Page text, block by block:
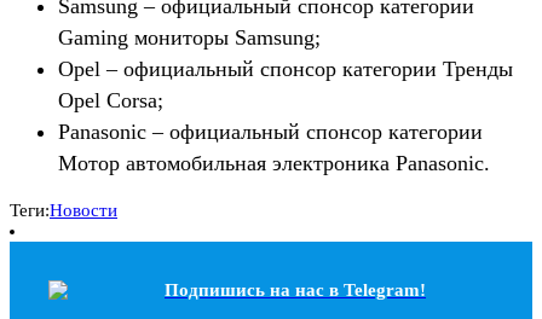
Samsung – официальный спонсор категории
Gaming мониторы Samsung;
Opel – официальный спонсор категории Тренды
Opel Corsa;
Panasonic – официальный спонсор категории
Мотор автомобильная электроника Panasonic.
Теги:Новости
Подпишись на наc в Telegram!